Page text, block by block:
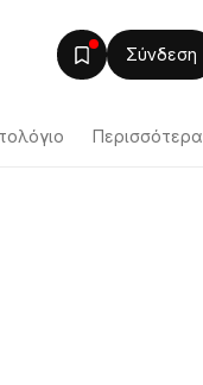
Σύνδεση
Περισσότερα